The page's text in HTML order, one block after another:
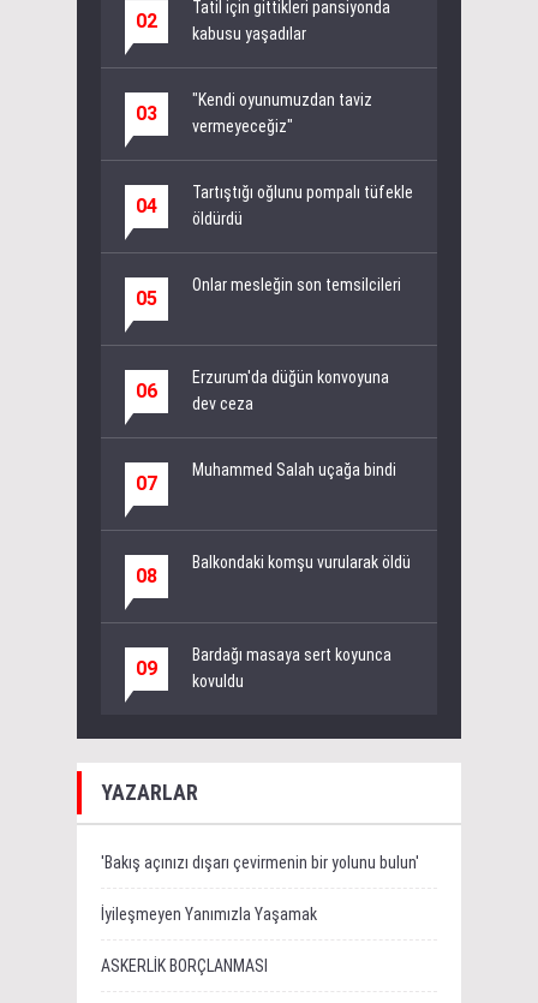
02
Tatil için gittikleri pansiyonda
kabusu yaşadılar
03
"Kendi oyunumuzdan taviz
vermeyeceğiz"
04
Tartıştığı oğlunu pompalı tüfekle
öldürdü
05
Onlar mesleğin son temsilcileri
06
Erzurum'da düğün konvoyuna
dev ceza
07
Muhammed Salah uçağa bindi
08
Balkondaki komşu vurularak öldü
09
Bardağı masaya sert koyunca
kovuldu
YAZARLAR
'Bakış açınızı dışarı çevirmenin bir yolunu bulun'
İyileşmeyen Yanımızla Yaşamak
ASKERLİK BORÇLANMASI